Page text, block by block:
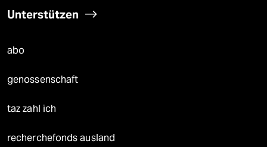
Unterstützen
abo
genossenschaft
taz zahl ich
recherchefonds ausland